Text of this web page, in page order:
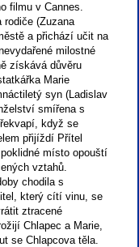
filmu v Cannes.
rodiče (Zuzana
a přichází učit na
milostné
získává důvěru
Marie
syn (Ladislav
smířena s
když se
přijíždí Přítel
místo opouští
vztahů.
chodila s
který cítí vinu, se
ztracené
Chlapec a Marie,
se Chlapcova těla.